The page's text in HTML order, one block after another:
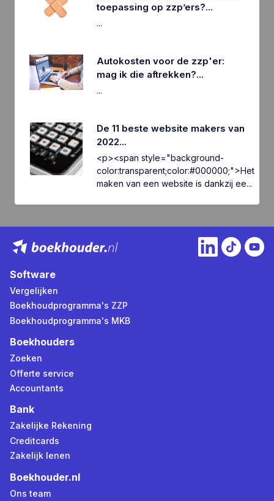
toepassing op zzp’ers?...
...
Autokosten voor de zzp'er:
mag ik die aftrekken?...
...
De 11 beste website makers van
2022...
<p><span style="background-
color:transparent;color:#000000;">Het
maken van een website is dankzij ee...
Software
Vergelijken
Boekhoudprogramma's ZZP
Boekhoudprogramma's MKB
Boekhouders
Zoeken
Offerte service
Accountants
Bank
Zakelijke Rekening
Creditcards
Zakelijk lenen
Boekhouder.nl
Ons team